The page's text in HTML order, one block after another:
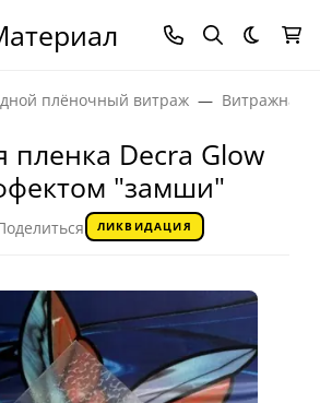
Темная
плёночный витраж Витражная
пленка Decra Glow
"замши"
ЛИКВИДАЦИЯ